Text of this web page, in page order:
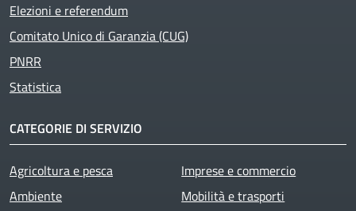
Elezioni e referendum
Comitato Unico di Garanzia (CUG)
PNRR
Statistica
CATEGORIE DI SERVIZIO
Agricoltura e pesca
Ambiente
Imprese e commercio
Mobilità e trasporti